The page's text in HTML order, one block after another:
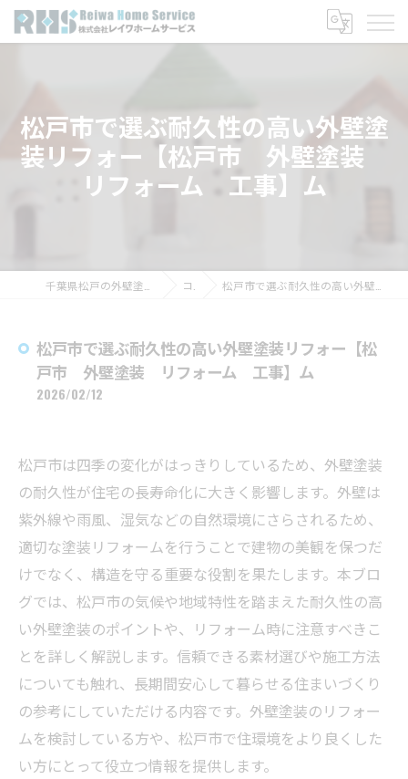
松戸市で選ぶ耐久性の高い外壁塗
装リフォー【松戸市 外壁塗装
リフォーム 工事】ム
コラム 松戸市で選ぶ耐久性の高い外壁塗装リフォー【松戸市 外壁塗装 リフォーム 工事】ム
松戸市で選ぶ耐久性の高い外壁塗装リフォー【松
戸市 外壁塗装 リフォーム 工事】ム
2026/02/12
松戸市は四季の変化がはっきりしているため、外壁塗装
の耐久性が住宅の長寿命化に大きく影響します。外壁は
紫外線や雨風、湿気などの自然環境にさらされるため、
適切な塗装リフォームを行うことで建物の美観を保つだ
けでなく、構造を守る重要な役割を果たします。本ブロ
グでは、松戸市の気候や地域特性を踏まえた耐久性の高
い外壁塗装のポイントや、リフォーム時に注意すべきこ
とを詳しく解説します。信頼できる素材選びや施工方法
についても触れ、長期間安心して暮らせる住まいづくり
の参考にしていただける内容です。外壁塗装のリフォー
ムを検討している方や、松戸市で住環境をより良くした
い方にとって役立つ情報を提供します。